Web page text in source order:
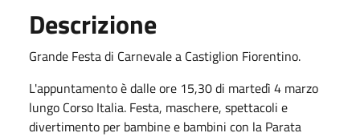
Descrizione
Grande Festa di Carnevale a Castiglion Fiorentino.
L'appuntamento è dalle ore 15,30 di martedì 4 marzo
lungo Corso Italia. Festa, maschere, spettacoli e
divertimento per bambine e bambini con la Parata